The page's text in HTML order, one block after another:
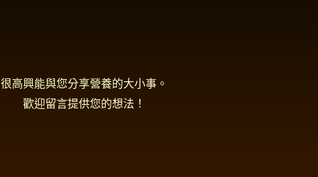
很高興能與您分享營養的大小事。
歡迎留言提供您的想法！